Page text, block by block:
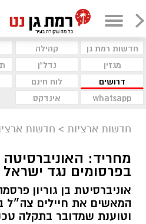
חדשות רמת גן קהילה
מגזין
נדל"ן
דרושים
לוח חינם
whatsapp
אינדקס
חדשות ארציות > חדשות
מחריד:
בפרסומים נגד
אוניברסיטת בן גוריון
המאשים את חיילים
וטוענת שמדובר בתקלה